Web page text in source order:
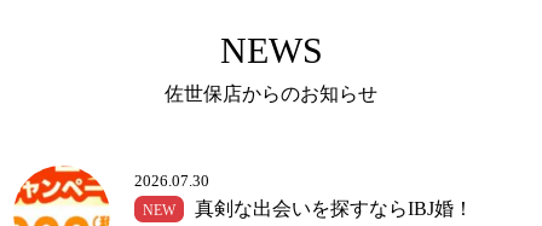
NEWS
佐世保店からのお知らせ
2026.07.30
NEW 真剣な出会いを探すならIBJ婚！